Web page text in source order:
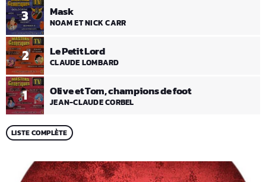
1 Olive et Tom, champions de foot
JEAN-CLAUDE CORBEL
2 Le Petit Lord
CLAUDE LOMBARD
3 Mask
NOAM ET NICK CARR
LISTE COMPLÈTE